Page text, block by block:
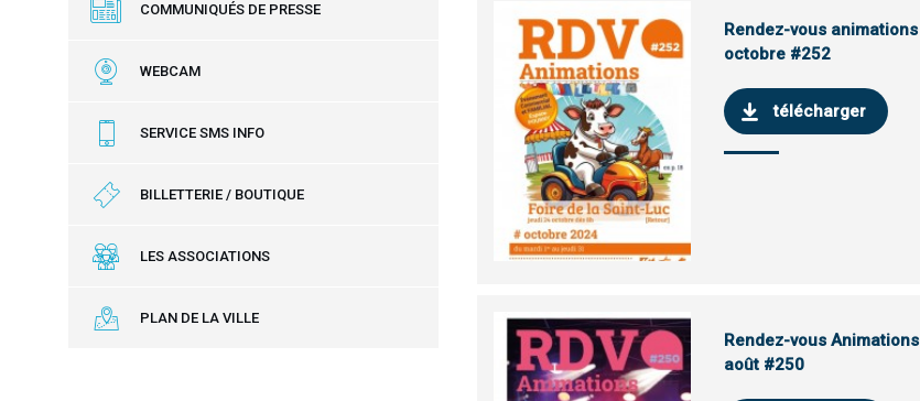
COMMUNIQUÉS DE PRESSE
WEBCAM
SERVICE SMS INFO
BILLETTERIE / BOUTIQUE
LES ASSOCIATIONS
PLAN DE LA VILLE
Rendez-vous animations
octobre #252
télécharger
Rendez-vous Animations
août #250